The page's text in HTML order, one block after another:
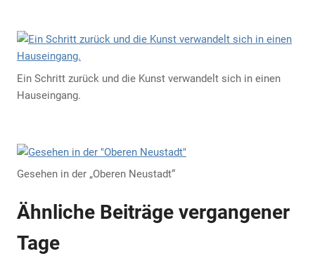
Ein Schritt zurück und die Kunst verwandelt sich in einen
Hauseingang.
Gesehen in der „Oberen Neustadt“
Ähnliche Beiträge vergangener
Tage